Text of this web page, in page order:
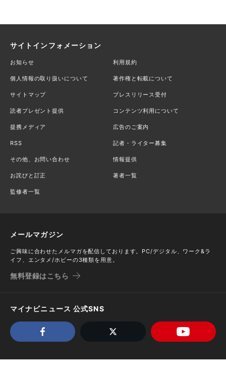
サイトインフォメーション
お知らせ 利用規約
個人情報の取り扱いについて 著作権と転載について
サイトマップ プレスリリース受付
読者プレゼント提供 コンテンツ利用について
提携メディア 広告のご案内
RSS 記者・ライター募集
その他、お問い合わせ 情報提供
お詫びと訂正 著者一覧
監修者一覧
メールマガジン
ご興味に合わせたメルマガを配信しております。PC/デジタル、ワーク&ラ
イフ、エンタメ/ホビーの3種類を用意。
無料登録はこちら
マイナビニュース 公式SNS